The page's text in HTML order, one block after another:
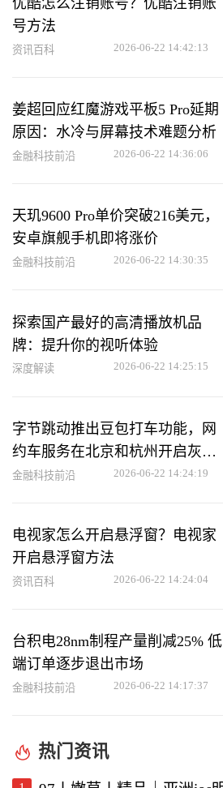
号方法
资讯百科 2026-06-22 14:42:13
姜超回应红魔游戏平板5 Pro延期
原因：水冷与屏幕技术难题分析
金融科技前沿 2026-06-22 14:36:06
天玑9600 Pro单价突破216美元，
安卓旗舰手机即将涨价
金融科技前沿 2026-06-22 14:30:35
探索国产最好的高清播放机品
牌：提升你的视听体验
深度解读 2026-06-22 14:25:15
字节跳动推出豆包打车功能，网
约车服务在北京和杭州开启灰度
测试
金融科技前沿 2026-06-22 14:24:19
电视家怎么开启悬浮窗？电视家
开启悬浮窗方法
资讯百科 2026-06-22 14:24:04
台积电28nm制程产量削减25% 低
端订单逐步退出市场
金融科技前沿 2026-06-22 14:17:37
热门资讯